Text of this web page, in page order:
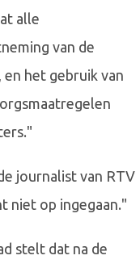
alle
van de
het gebruik van
journalist van RTV
niet op ingegaan."
stelt dat na de